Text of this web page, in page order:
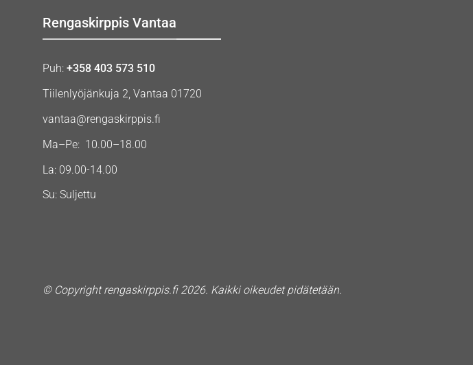
Rengaskirppis Vantaa
Puh: +358 403 573 510
Tiilenlyöjänkuja 2, Vantaa 01720
vantaa@rengaskirppis.fi
Ma–Pe: 10.00–18.00
La: 09.00-14.00
Su: Suljettu
© Copyright rengaskirppis.fi 2026. Kaikki oikeudet pidätetään.